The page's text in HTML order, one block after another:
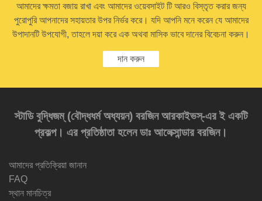
আমাদের ক্ষমতা বজায় রাখা এবং আমাদের ওয়েবসাইট টি আরও বিস্তৃত করার জন্য
পুরোপুরি আপনাদের সহায়তার উপর নির্ভর করে। যদি আপনি মনে করেন যে আমাদের
উপাদানটি উপযোগী, তাহলে দয়া করে এক অথবা মাসিক ভাবে দানের বিবেচনা করুন।
দান করুন
স্টাডি বুদ্ধিজম্‌ (বৌদ্ধধর্ম অধ্যয়ন) বরজিন আরকাইভস্‌-এর ই একটি
প্রকল্প। এর প্রতিষ্ঠাতা হলেন ডাঃ আলেক্সান্ডার বরজিন।
আমাদের প্রতিক্রিয়া জানান
FAQ
স্থান মানচিত্র